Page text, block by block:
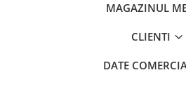
MAGAZINUL
CLIENTI
DATE